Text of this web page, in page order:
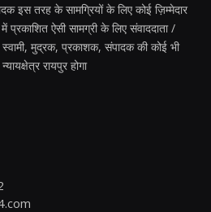
इस तरह के सामग्रियों के लिए कोई ज़िम्मेदार
प्रकाशित ऐसी सामग्री के लिए संवाददाता /
स्वामी, मुद्रक, प्रकाशक, संपादक की कोई भी
रायपुर होगा